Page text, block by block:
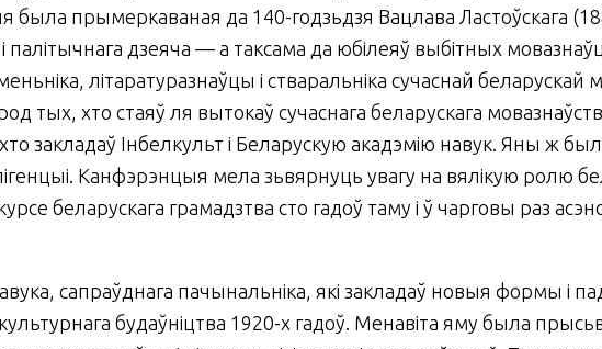
прымеркаваная да 140-годзьдзя Вацлава Ластоўскага
палітычнага дзеяча — а таксама да юбілеяў выбітных
літаратуразнаўцы і стваральніка сучаснай беларускай
тых, хто стаяў ля вытокаў сучаснага беларускага мовазнаўства
закладаў Інбелкульт і Беларускую акадэмію навук. Яны ж
Канфэрэнцыя мела зьвярнуць увагу на вялікую ролю
беларускага грамадзтва сто гадоў таму і ў чарговы раз
сапраўднага пачынальніка, які закладаў новыя формы і
будаўніцтва 1920-х гадоў. Менавіта яму была